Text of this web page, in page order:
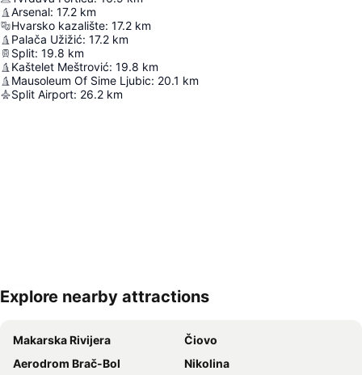
Arsenal: 17.2 km
Hvarsko kazalište: 17.2 km
Palača Užižić: 17.2 km
Split: 19.8 km
Kaštelet Meštrović: 19.8 km
Mausoleum Of Sime Ljubic: 20.1 km
Split Airport: 26.2 km
Explore nearby attractions
Makarska Rivijera
Čiovo
Aerodrom Brač-Bol
Nikolina